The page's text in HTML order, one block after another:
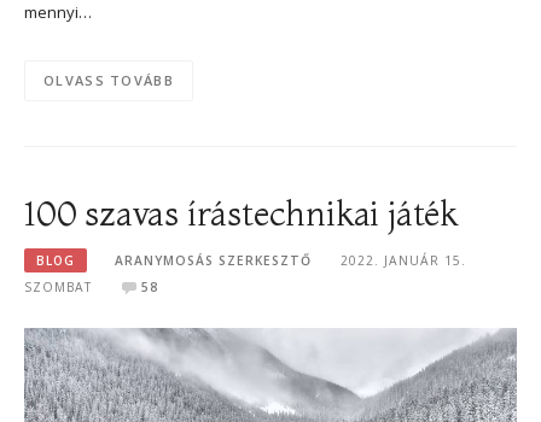
mennyi…
OLVASS TOVÁBB
100 szavas írástechnikai játék
BLOG ARANYMOSÁS SZERKESZTŐ
2022. JANUÁR 15.
SZOMBAT
58